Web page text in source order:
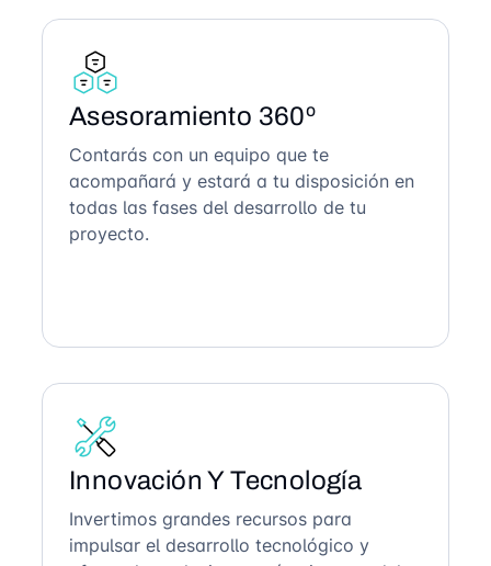
Asesoramiento 360º
Contarás con un equipo que te
acompañará y estará a tu disposición en
todas las fases del desarrollo de tu
proyecto.
Innovación Y Tecnología
Invertimos grandes recursos para
impulsar el desarrollo tecnológico y